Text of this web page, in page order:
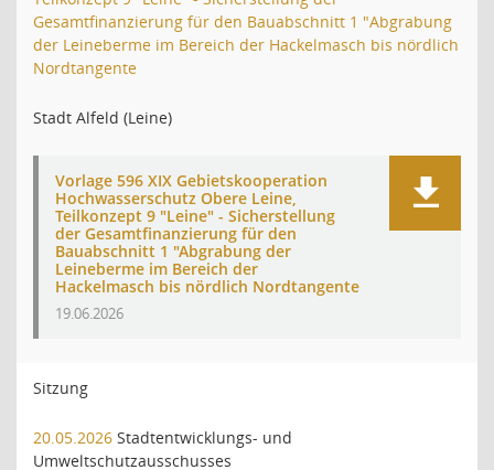
Gesamtfinanzierung für den Bauabschnitt 1 "Abgrabung
der Leineberme im Bereich der Hackelmasch bis nördlich
Nordtangente
Stadt Alfeld (Leine)
Vorlage 596 XIX Gebietskooperation
Hochwasserschutz Obere Leine,
Teilkonzept 9 "Leine" - Sicherstellung
der Gesamtfinanzierung für den
Bauabschnitt 1 "Abgrabung der
Leineberme im Bereich der
Hackelmasch bis nördlich Nordtangente
19.06.2026
Sitzung
20.05.2026 Stadtentwicklungs- und
Umweltschutzausschusses